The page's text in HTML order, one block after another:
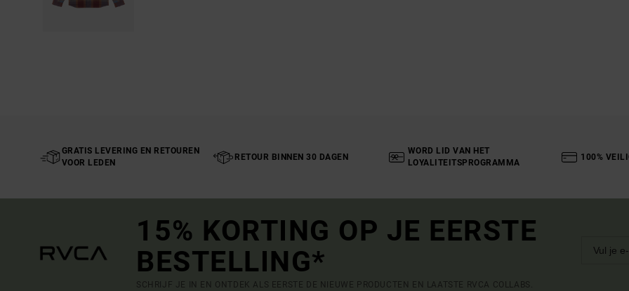
GRATIS LEVERING EN RETOUREN
VOOR LEDEN
RETOUR BINNEN 30 DAGEN
WORD LID VAN HET
LOYALITEITSPROGRAMMA
100%
15% KORTING OP JE EERSTE
BESTELLING*
SCHRIJF JE IN EN ONTDEK ALS EERSTE DE NIEUWE PRODUCTEN EN LAATSTE RVCA COLLABS.